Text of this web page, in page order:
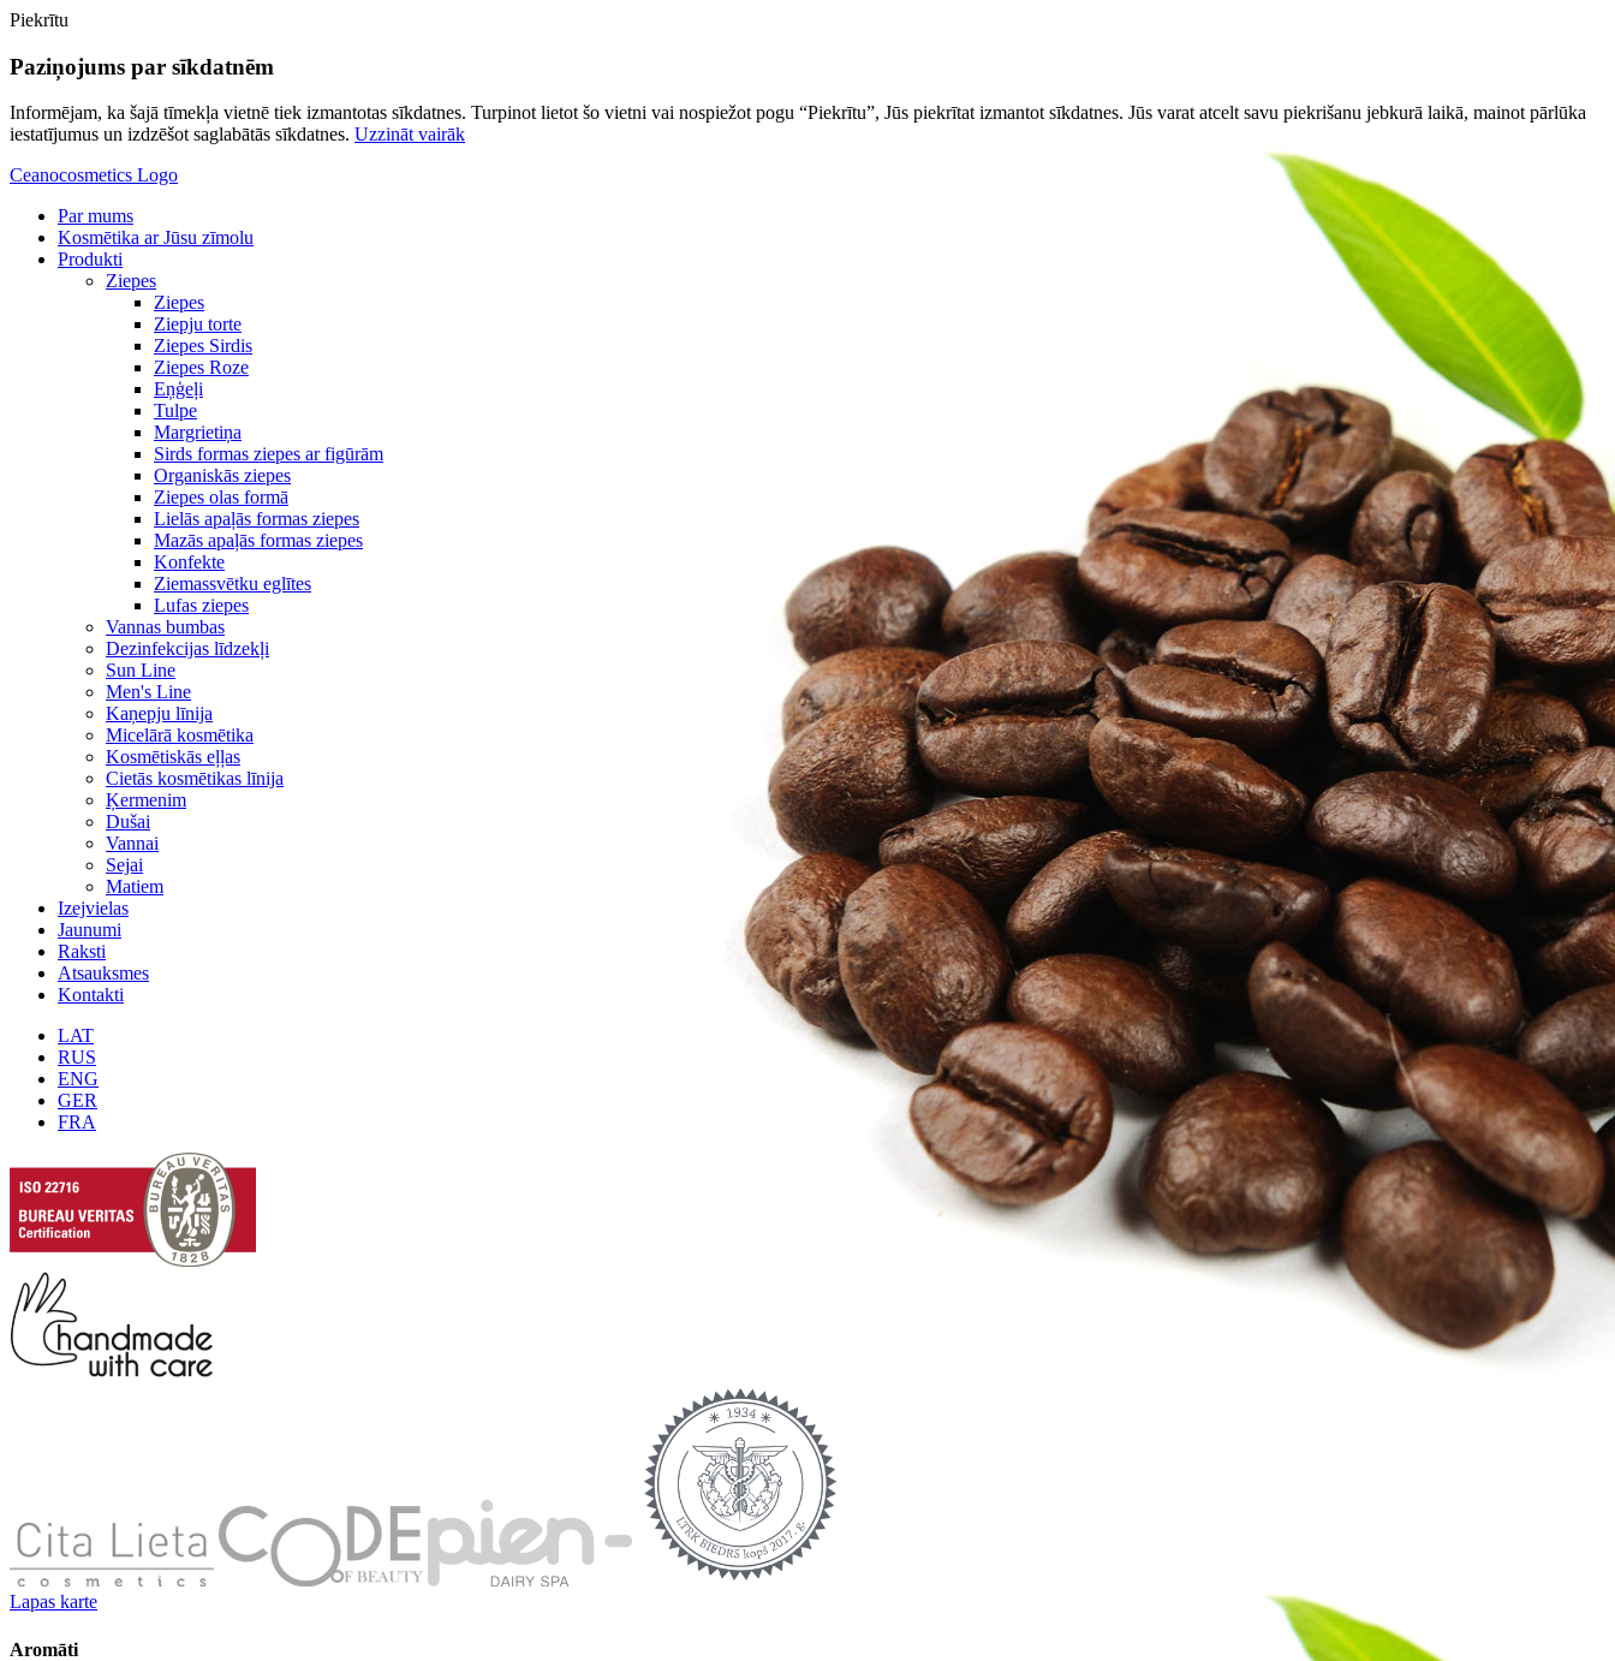
Piekrītu
Paziņojums par sīkdatnēm
Informējam, ka šajā tīmekļa vietnē tiek izmantotas sīkdatnes. Turpinot lietot šo vietni vai nospiežot pogu “Piekrītu”, Jūs piekrītat izmantot sīkdatnes. Jūs varat atcelt savu piekrišanu jebkurā laikā, mainot pārlūka
iestatījumus un izdzēšot saglabātās sīkdatnes. Uzzināt vairāk
Ceanocosmetics Logo
Par mums
Kosmētika ar Jūsu zīmolu
Produkti
Ziepes
Ziepes
Ziepju torte
Ziepes Sirdis
Ziepes Roze
Eņģeļi
Tulpe
Margrietiņa
Sirds formas ziepes ar figūrām
Organiskās ziepes
Ziepes olas formā
Lielās apaļās formas ziepes
Mazās apaļās formas ziepes
Konfekte
Ziemassvētku eglītes
Lufas ziepes
Vannas bumbas
Dezinfekcijas līdzekļi
Sun Line
Men's Line
Kaņepju līnija
Micelārā kosmētika
Kosmētiskās eļļas
Cietās kosmētikas līnija
Ķermenim
Dušai
Vannai
Sejai
Matiem
Izejvielas
Jaunumi
Raksti
Atsauksmes
Kontakti
LAT
RUS
ENG
GER
FRA
Lapas karte
Aromāti